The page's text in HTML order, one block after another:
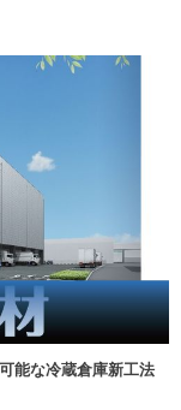
能な冷蔵倉庫新工法